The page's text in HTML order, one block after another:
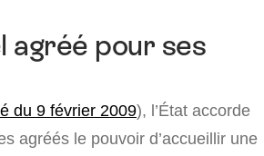
agréé pour ses
du 9 février 2009), l’État accorde
agréés le pouvoir d’accueillir une